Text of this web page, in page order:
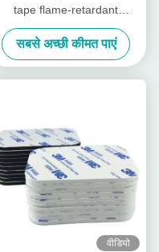
tape flame-retardant
insulating material, for cable
bundling
सबसे अच्छी कीमत पाएं
वीडियो